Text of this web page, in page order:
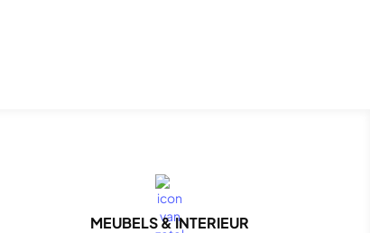
MEUBELS & INTERIEUR